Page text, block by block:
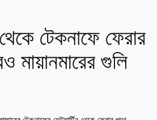
থেকে টেকনাফে ফেরার
মায়ানমারের গুলি